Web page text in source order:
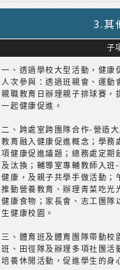
3.其
子
一、透過學校大型活動，健
人次參與：透過班親會、運
親職教育日辦理親子排球賽，
一起健康促進。
二、跨處室跨團隊合作-營造
教育融入健康促進概念；學務
項健康促進議題；總務處定期
及汰換；輔導室專輔教師入
健康，及親子共學手做活動；
推動營養教育、辦理青菜吃光
健康食物；家長會、志工團隊
生健康校園。
三、體育班及體育團隊帶動校
班、田徑隊及辦理多項社團活
培養休閒活動，促進學生的身